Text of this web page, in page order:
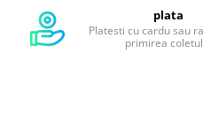
plata
Platesti cu cardu sau
primirea